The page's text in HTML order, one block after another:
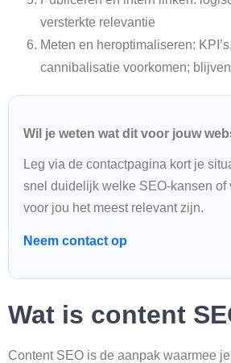
versterkte relevantie
Meten en heroptimaliseren:
cannibalisatie voorkomen;
Wil je weten wat dit voor jouw
Leg via de contactpagina kort je
snel duidelijk welke SEO-kansen of
voor jou het meest relevant zijn.
Neem contact op
Wat is content
Content SEO is de aanpak waarmee